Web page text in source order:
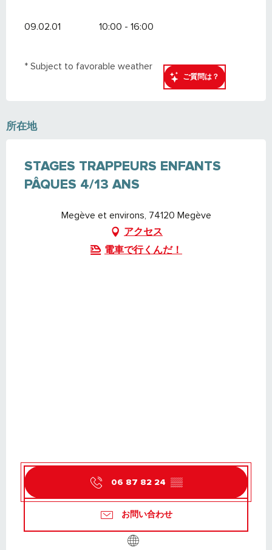
ご質問は？
09.02.01 10:00 - 16:00
* Subject to favorable weather
所在地
STAGES TRAPPEURS ENFANTS
PÂQUES 4/13 ANS
Megève et environs, 74120 Megève
アクセス
電車で行くんだ！
06 87 82 24 ▒▒
お問い合わせ